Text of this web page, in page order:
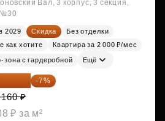
Вал, 3 корпус, 3 секция,
2029 Скидка
Без отделки
как хотите
Квартира за 2 000 ₽/мес
зона с гардеробной Ещё
589 ₽ -7%
₽
₽ за м²